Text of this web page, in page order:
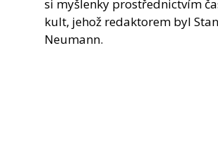
si myšlenky prostřednictvím
kult, jehož redaktorem byl
Neumann.